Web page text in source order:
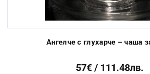
Ангелче с глухарче – чаша
57€ / 111.48лв.